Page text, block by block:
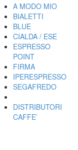
A MODO MIO
BIALETTI
BLUE
CIALDA / ESE
ESPRESSO
POINT
FIRMA
IPERESPRESSO
SEGAFREDO
DISTRIBUTORI
CAFFE’